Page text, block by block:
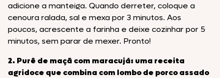
adicione a manteiga. Quando derreter, coloque a
cenoura ralada, sal e mexa por 3 minutos. Aos
poucos, acrescente a farinha e deixe cozinhar por 5
minutos, sem parar de mexer. Pronto!
2. Purê de maçã com maracujá: uma receita
agridoce que combina com lombo de porco assado